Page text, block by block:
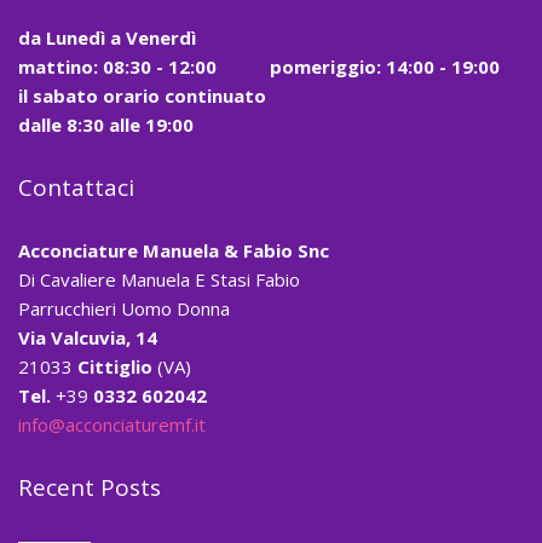
da Lunedì a Venerdì
mattino: 08:30 - 12:00
pomeriggio: 14:00 - 19:00
il sabato orario continuato
dalle 8:30 alle 19:00
Contattaci
Acconciature Manuela & Fabio Snc
Di Cavaliere Manuela E Stasi Fabio
Parrucchieri Uomo Donna
Via Valcuvia, 14
21033 Cittiglio (VA)
Tel. +39 0332 602042
info@acconciaturemf.it
Recent PostsPrevenzione caduta capelli